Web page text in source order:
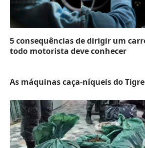
5 consequências de dirigir um
todo motorista deve conhecer
As máquinas caça-níqueis do Tigre